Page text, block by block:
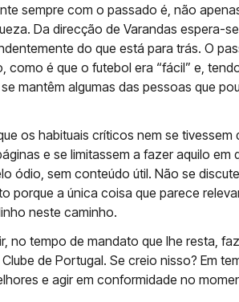
sempre com o passado é, não
Da direcção de Varandas espera-
do que está para trás. O
como é que o futebol era “fácil” e,
mantêm algumas das pessoas que
os habituais críticos nem se tivessem
e se limitassem a fazer aquilo em
ódio, sem conteúdo útil. Não se
porque a única coisa que parece
neste caminho.
no tempo de mandato que lhe resta,
de Portugal. Se creio nisso? Em
e agir em conformidade no